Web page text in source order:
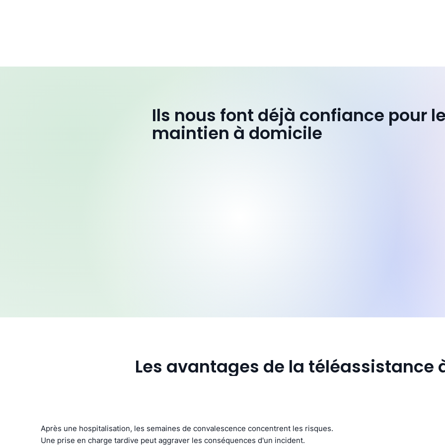
Ils nous font déjà confiance pour
maintien à domicile
Les avantages de la téléassistance
Après une hospitalisation, les semaines de convalescence concentrent les risques.
Une prise en charge tardive peut aggraver les conséquences d'un incident.